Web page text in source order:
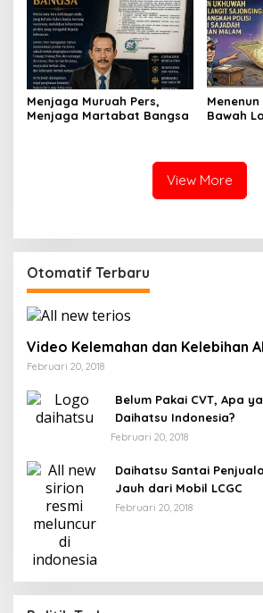
Menjaga Muruah Pers,
Menjaga Martabat Bangsa
Bawah
View More
Otomatif Terbaru
Video Kelemahan dan Kelebihan
Februari 20, 2018
Belum Pakai CVT, Apa
Daihatsu Indonesia?
Februari 20, 2018
Daihatsu Santai
Jauh dari Mobil LCGC
Februari 20, 2018